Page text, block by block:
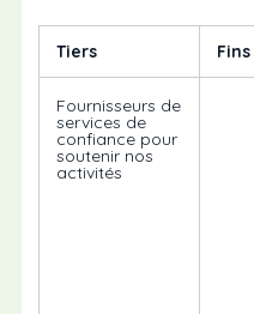
Tiers Fins
Fournisseurs de
services de
confiance pour
soutenir nos
activités